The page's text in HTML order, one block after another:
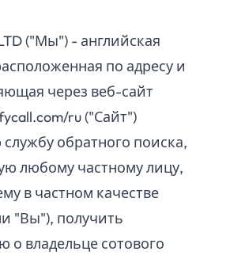
("Мы") - английская
по адресу и
через веб-сайт
ru ("Сайт")
обратного поиска,
любому частному лицу,
в частном качестве
"Вы"), получить
владельце сотового